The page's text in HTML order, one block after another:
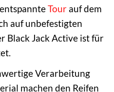
Tourauf dem
auf unbefestigten
Black Jack Active ist für
Verarbeitung
machen den Reifen